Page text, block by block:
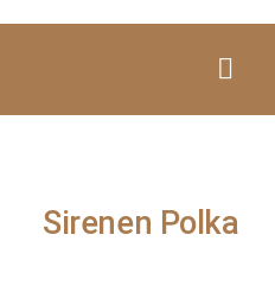
Sirenen Polka